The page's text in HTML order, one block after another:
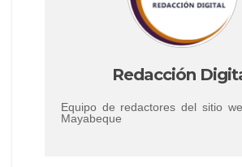
Redacción
Equipo de redactores del sitio
Mayabeque